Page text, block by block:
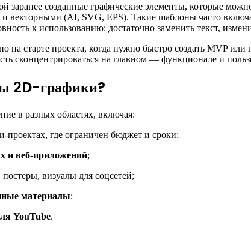
созданные графические элементы, которые
векторными (AI, SVG, EPS). Такие шаблоны часто
к использованию: достаточно заменить текст,
на старте проекта, когда нужно быстро создать MVP
сконцентрироваться на главном — функционале и
2D-графики?
в разных областях, включая:
где ограничен бюджет и сроки;
и веб-приложений;
визуалы для соцсетей;
материалы;
YouTube.